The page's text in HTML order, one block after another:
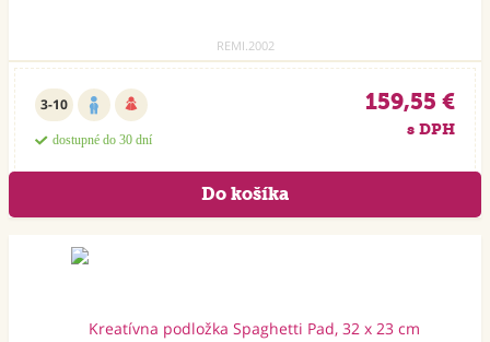
REMI.2002
3-10
dostupné do 30 dní
159,55 €
s DPH